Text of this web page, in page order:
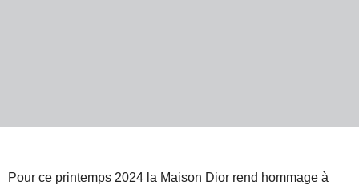
Pour ce printemps 2024 la Maison Dior rend hommage à